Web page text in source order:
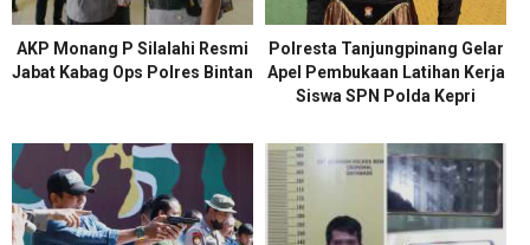
AKP Monang P Silalahi Resmi
Jabat Kabag Ops Polres Bintan
Polresta Tanjungpinang Gelar
Apel Pembukaan Latihan Kerja
Siswa SPN Polda Kepri